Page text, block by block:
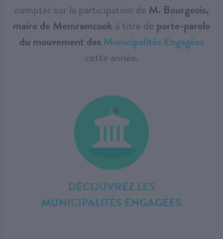
compter sur la participation de M. Bourgeois,
maire de Memramcook à titre de porte-parole
du mouvement des Municipalités Engagées
cette année.
DÉCOUVREZ LES
MUNICIPALITÉS ENGAGÉES